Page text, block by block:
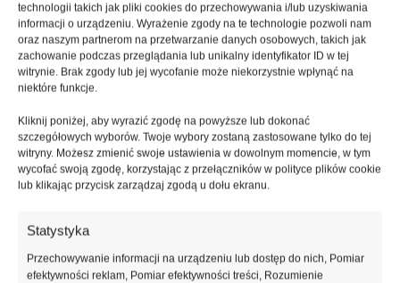
technologii takich jak pliki cookies do przechowywania i/lub uzyskiwania
informacji o urządzeniu. Wyrażenie zgody na te technologie pozwoli nam
oraz naszym partnerom na przetwarzanie danych osobowych, takich jak
zachowanie podczas przeglądania lub unikalny identyfikator ID w tej
witrynie. Brak zgody lub jej wycofanie może niekorzystnie wpłynąć na
niektóre funkcje.
Kliknij poniżej, aby wyrazić zgodę na powyższe lub dokonać
szczegółowych wyborów. Twoje wybory zostaną zastosowane tylko do tej
witryny. Możesz zmienić swoje ustawienia w dowolnym momencie, w tym
wycofać swoją zgodę, korzystając z przełączników w polityce plików cookie
lub klikając przycisk zarządzaj zgodą u dołu ekranu.
Statystyka
Przechowywanie informacji na urządzeniu lub dostęp do nich, Pomiar
efektywności reklam, Pomiar efektywności treści, Rozumienie
Konfiguruj →